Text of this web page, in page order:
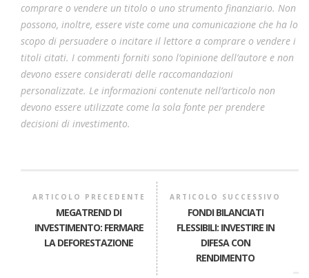
comprare o vendere un titolo o uno strumento finanziario. Non
possono, inoltre, essere viste come una comunicazione che ha lo
scopo di persuadere o incitare il lettore a comprare o vendere i
titoli citati. I commenti forniti sono l’opinione dell’autore e non
devono essere considerati delle raccomandazioni
personalizzate. Le informazioni contenute nell’articolo non
devono essere utilizzate come la sola fonte per prendere
decisioni di investimento.
ARTICOLO PRECEDENTE
MEGATREND DI
INVESTIMENTO: FERMARE
LA DEFORESTAZIONE
ARTICOLO SUCCESSIVO
FONDI BILANCIATI
FLESSIBILI: INVESTIRE IN
DIFESA CON
RENDIMENTO